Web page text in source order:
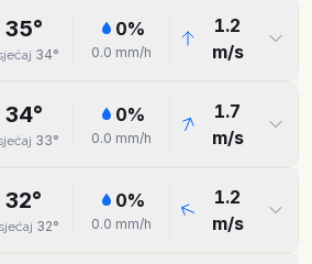
35°
34°
0%
0.0 mm/h
1.2
m/s
34°
33°
0%
0.0 mm/h
1.7
m/s
32°
32°
0%
0.0 mm/h
1.2
m/s